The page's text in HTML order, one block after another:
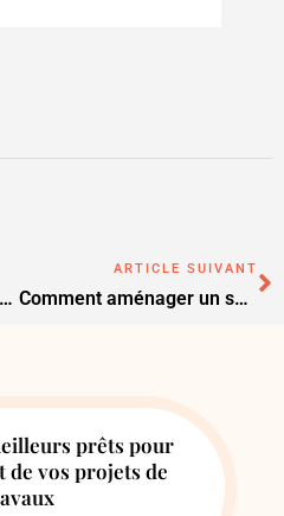
Nouvelles tendances en décoration intérieure pour transformer votre maison
ARTICLE SUIVANT
Comment aménager un salon moderne dans votre maison
prêts pour
de vos projets de